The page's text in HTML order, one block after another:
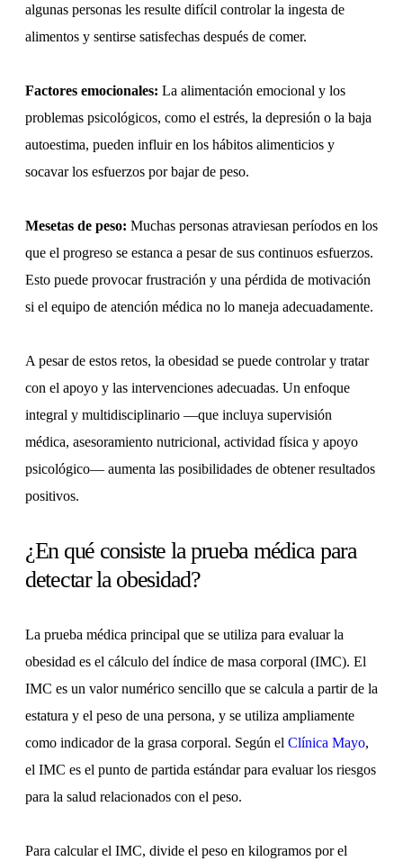
algunas personas les resulte difícil controlar la ingesta de
alimentos y sentirse satisfechas después de comer.
Factores emocionales: La alimentación emocional y los
problemas psicológicos, como el estrés, la depresión o la baja
autoestima, pueden influir en los hábitos alimenticios y
socavar los esfuerzos por bajar de peso.
Mesetas de peso: Muchas personas atraviesan períodos en los
que el progreso se estanca a pesar de sus continuos esfuerzos.
Esto puede provocar frustración y una pérdida de motivación
si el equipo de atención médica no lo maneja adecuadamente.
A pesar de estos retos, la obesidad se puede controlar y tratar
con el apoyo y las intervenciones adecuadas. Un enfoque
integral y multidisciplinario —que incluya supervisión
médica, asesoramiento nutricional, actividad física y apoyo
psicológico— aumenta las posibilidades de obtener resultados
positivos.
¿En qué consiste la prueba médica para
detectar la obesidad?
La prueba médica principal que se utiliza para evaluar la
obesidad es el cálculo del índice de masa corporal (IMC). El
IMC es un valor numérico sencillo que se calcula a partir de la
estatura y el peso de una persona, y se utiliza ampliamente
como indicador de la grasa corporal. Según el Clínica Mayo,
el IMC es el punto de partida estándar para evaluar los riesgos
para la salud relacionados con el peso.
Para calcular el IMC, divide el peso en kilogramos por el